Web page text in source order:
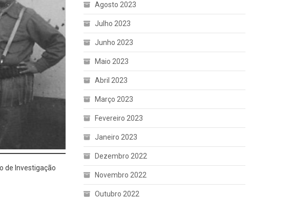
de Investigação
Agosto 2023
Julho 2023
Junho 2023
Maio 2023
Abril 2023
Março 2023
Fevereiro 2023
Janeiro 2023
Dezembro 2022
Novembro 2022
Outubro 2022